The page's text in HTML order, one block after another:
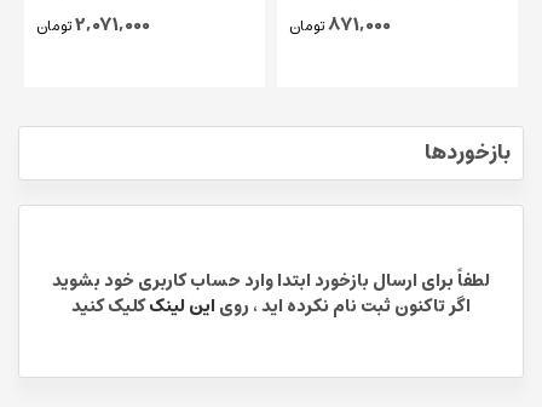
چیمبالی و فائما قطر ۱۵ میلیمتر
871,000تومان 2,071,000تومان
بازخوردها
لطفاً برای ارسال بازخورد ابتدا وارد حساب کاربری خود بشوید
اگر تاکنون ثبت نام نکرده اید ، روی این لینککلیک کنید